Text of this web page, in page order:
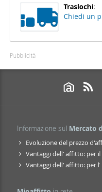
Traslochi:
Chiedi un
Pubblicità
Informazione sul Mercato
Evoluzione del prezzo
Vantaggi dell' affitto: per
Vantaggi dell' affitto: per